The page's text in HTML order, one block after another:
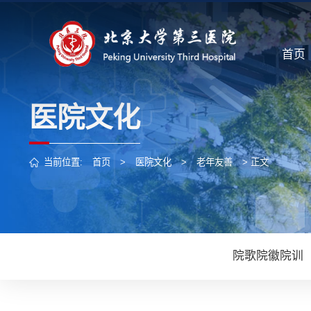
首页
医院文化
当前位置: 首页 > 医院文化 > 老年友善 > 正文
院歌院徽院训